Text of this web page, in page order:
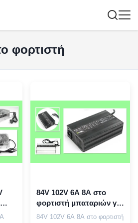
φορτιστή
84V 102V 6A 8A στο
φορτιστή μπαταριών για
αυτόματα 4 βήματα
84V 102V 6A 8A στο φορτιστή